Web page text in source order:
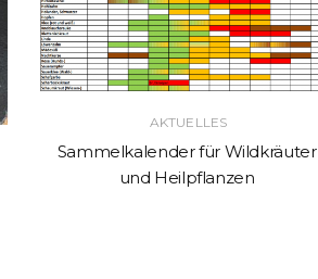
AKTUELLES
Sammelkalender für Wildkräuter
und Heilpflanzen